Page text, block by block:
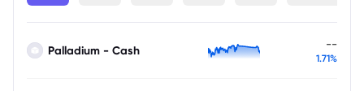
Palladium - Cash --
1.71%